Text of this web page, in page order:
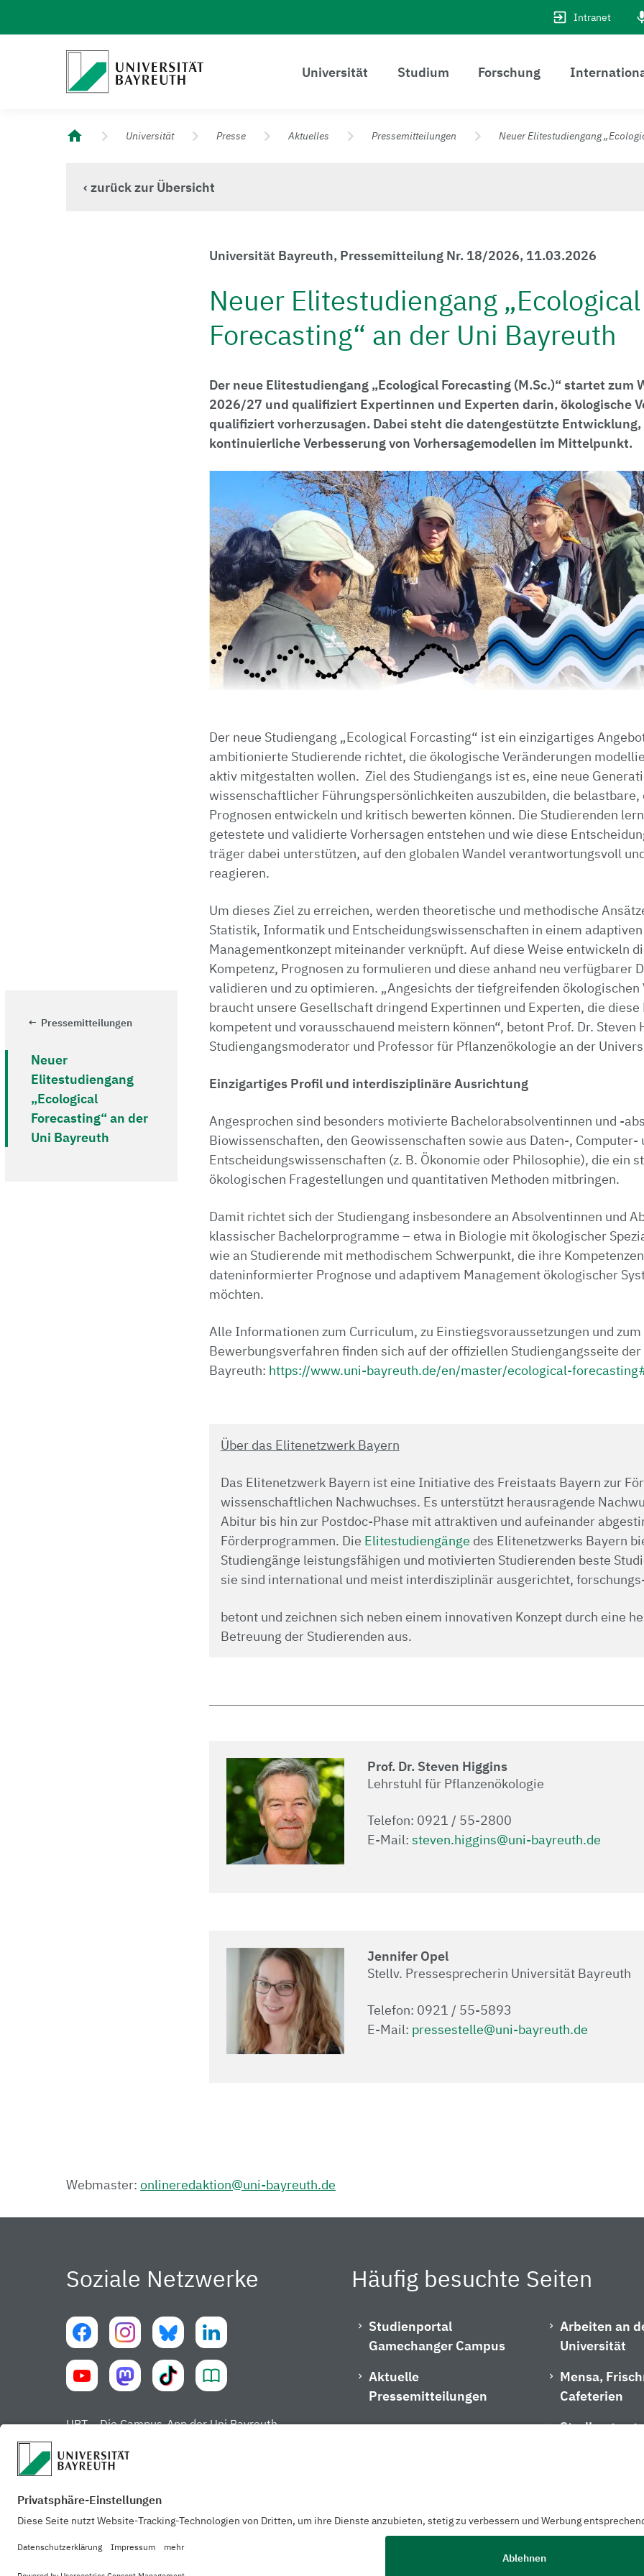
Intranet
Logo Universität Bayreuth
Universität Studium Forschung
Universität Bayreuth – Deine Top-Campus-Uni
Universität Presse Aktuelles Pressemitteilungen Neuer Elitestudiengang
‹ zurück zur Übersicht
Pressemitteilungen
Neuer
Elitestudiengang
„Ecological
Forecasting“ an der
Uni Bayreuth
Universität Bayreuth, Pressemitteilung Nr. 18/2026, 11.03.2026
Neuer Elitestudiengang „Ecological
Forecasting“ an der Uni Bayreuth
Der neue Elitestudiengang „Ecological Forecasting (M.Sc.)“ startet zum
2026/27 und qualifiziert Expertinnen und Experten darin, ökologische
qualifiziert vorherzusagen. Dabei steht die datengestützte
kontinuierliche Verbesserung von Vorhersagemodellen im Mittelpunkt.
Der neue Studiengang „Ecological Forcasting“ ist ein einzigartiges
ambitionierte Studierende richtet, die ökologische Veränderungen
aktiv mitgestalten wollen. Ziel des Studiengangs ist es, eine neue
wissenschaftlicher Führungspersönlichkeiten auszubilden, die
Prognosen entwickeln und kritisch bewerten können. Die Studierenden
getestete und validierte Vorhersagen entstehen und wie diese
träger dabei unterstützen, auf den globalen Wandel verantwortungsvoll
reagieren.
Um dieses Ziel zu erreichen, werden theoretische und methodische
Statistik, Informatik und Entscheidungswissenschaften in einem adaptiven
Managementkonzept miteinander verknüpft. Auf diese Weise entwickeln
Kompetenz, Prognosen zu formulieren und diese anhand neu verfügbarer
validieren und zu optimieren. „Angesichts der tiefgreifenden ökologischen
braucht unsere Gesellschaft dringend Expertinnen und Experten, die
kompetent und vorausschauend meistern können“, betont Prof. Dr. Steven
Studiengangsmoderator und Professor für Pflanzenökologie an der
Einzigartiges Profil und interdisziplinäre Ausrichtung
Angesprochen sind besonders motivierte Bachelorabsolventinnen und -
Biowissenschaften, den Geowissenschaften sowie aus Daten-, Computer-
Entscheidungswissenschaften (z. B. Ökonomie oder Philosophie), die ein
ökologischen Fragestellungen und quantitativen Methoden mitbringen.
Damit richtet sich der Studiengang insbesondere an Absolventinnen und
klassischer Bachelorprogramme – etwa in Biologie mit ökologischer
wie an Studierende mit methodischem Schwerpunkt, die ihre
dateninformierter Prognose und adaptivem Management ökologischer
möchten.
Alle Informationen zum Curriculum, zu Einstiegsvoraussetzungen und zum
Bewerbungsverfahren finden sich auf der offiziellen Studiengangsseite
Bayreuth: https://www.uni-bayreuth.de/en/master/ecological-
Über das Elitenetzwerk Bayern
Das Elitenetzwerk Bayern ist eine Initiative des Freistaats Bayern zur
wissenschaftlichen Nachwuchses. Es unterstützt herausragende
Abitur bis hin zur Postdoc-Phase mit attraktiven und aufeinander
Förderprogrammen. Die Elitestudiengänge des Elitenetzwerks Bayern
Studiengänge leistungsfähigen und mo­ti­vie­rten Studierenden beste
sie sind international und meist interdisziplinär ausgerichtet,
betont und zeichnen sich neben einem innovativen Konzept durch eine
Betreuung der Studierenden aus.
Prof. Dr. Steven Higgins
Lehrstuhl für Pflanzenökologie
Telefon: 0921 / 55-2800
E-Mail: steven.higgins@uni-bayreuth.de
Jennifer Opel
Stellv. Pressesprecherin Universität Bayreuth
Telefon: 0921 / 55-5893
E-Mail: pressestelle@uni-bayreuth.de
Webmaster: onlineredaktion@uni-bayreuth.de
Soziale Netzwerke
UBT – Die Campus-App der Uni Bayreuth
Häufig besuchte Seiten
Studienportal
Gamechanger Campus
Aktuelle
Pressemitteilungen
Arbeiten an
Universität
Mensa,
Cafeterien
Barrierefreiheitserklärung